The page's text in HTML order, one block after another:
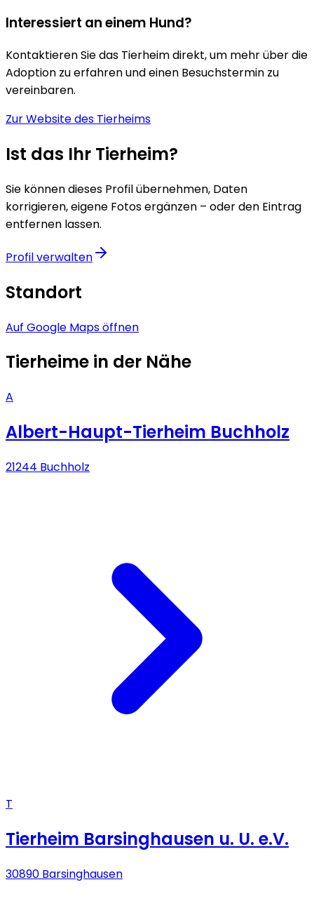
Interessiert an einem Hund?
Kontaktieren Sie das Tierheim direkt, um mehr über die
Adoption zu erfahren und einen Besuchstermin zu
vereinbaren.
Zur Website des Tierheims
Ist das Ihr Tierheim?
Sie können dieses Profil übernehmen, Daten
korrigieren, eigene Fotos ergänzen – oder den Eintrag
entfernen lassen.
Profil verwalten
Standort
Auf Google Maps öffnen
Tierheime in der Nähe
A
Albert-Haupt-Tierheim Buchholz
21244 Buchholz
T
Tierheim Barsinghausen u. U. e.V.
30890 Barsinghausen